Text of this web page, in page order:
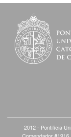
2012 - Pontificia